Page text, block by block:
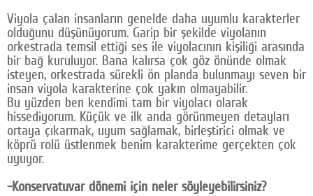
Viyola çalan insanların genelde daha uyumlu karakterler
olduğunu düşünüyorum. Garip bir şekilde viyolanın
orkestrada temsil ettiği ses ile viyolacının kişiliği arasında
bir bağ kuruluyor. Bana kalırsa çok göz önünde olmak
isteyen, orkestrada sürekli ön planda bulunmayı seven bir
insan viyola karakterine çok yakın olmayabilir.
Bu yüzden ben kendimi tam bir viyolacı olarak
hissediyorum. Küçük ve ilk anda görünmeyen detayları
ortaya çıkarmak, uyum sağlamak, birleştirici olmak ve
köprü rolü üstlenmek benim karakterime gerçekten çok
uyuyor.
-Konservatuvar dönemi için neler söyleyebilirsiniz?